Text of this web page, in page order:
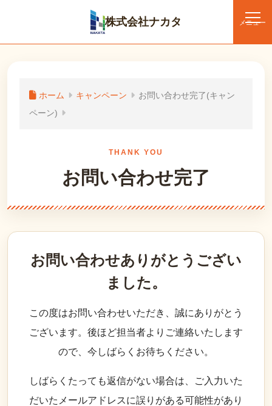
株式会社ナカタ メニュー
ホーム キャンペーン
お問い合わせ完了(キャン
ペーン)
THANK YOU
お問い合わせ完了
お問い合わせありがとうござい
ました。
この度はお問い合わせいただき、誠にありがとう
ございます。後ほど担当者よりご連絡いたします
ので、今しばらくお待ちください。
しばらくたっても返信がない場合は、ご入力いた
だいたメールアドレスに誤りがある可能性があり